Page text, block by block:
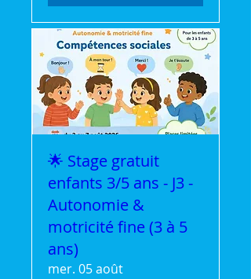
🌟 Stage gratuit
enfants 3/5 ans - J3 -
Autonomie &
motricité fine (3 à 5
ans)
mer. 05 août